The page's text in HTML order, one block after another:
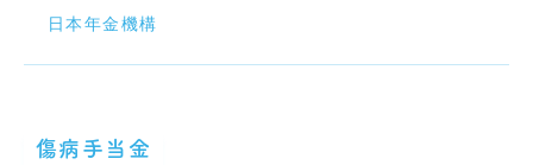
日本年金機構
傷病手当金